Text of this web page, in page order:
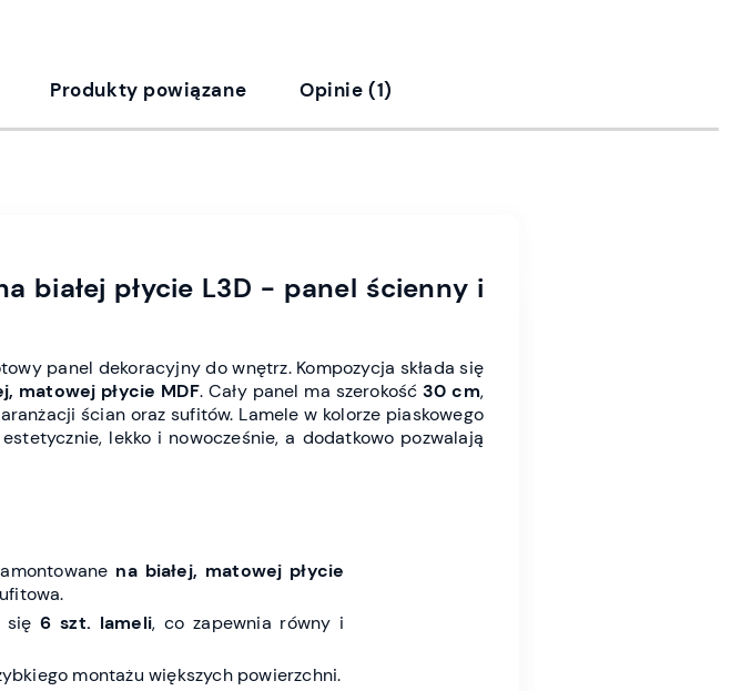
Produkty powiązane Opinie (1)
białej płycie L3D - panel ścienny i
panel dekoracyjny do wnętrz. Kompozycja składa się
matowej płycie MDF. Cały panel ma szerokość30 cm,
ścian oraz sufitów. Lamele w kolorze piaskowego
lekko i nowocześnie, a dodatkowo pozwalają
na białej, matowej płycie
się6 szt. lameli, co zapewnia równy i
montażu większych powierzchni.